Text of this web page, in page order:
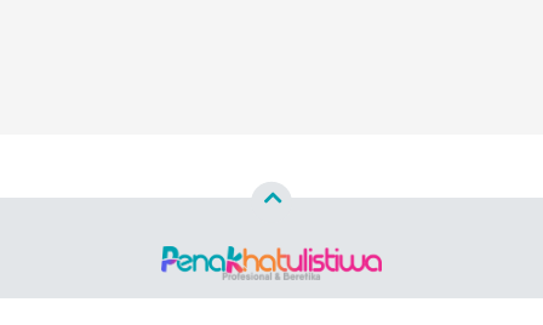
Copyright ©2026 PENAKHATULISTIWA.ID